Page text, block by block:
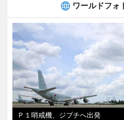
ワールドフォ
Ｐ１哨戒機、ジブチへ出発